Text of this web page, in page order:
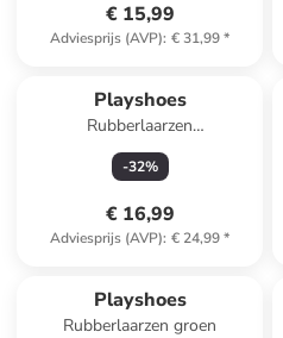
€ 15,99
Adviesprijs (AVP): € 31,99*
Playshoes
Rubberlaarzen
donkerblauw/geel
-32%
€ 16,99
Adviesprijs (AVP): € 24,99*
Playshoes
Rubberlaarzen groen